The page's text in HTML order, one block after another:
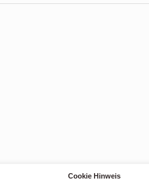
Cookie Hinweis